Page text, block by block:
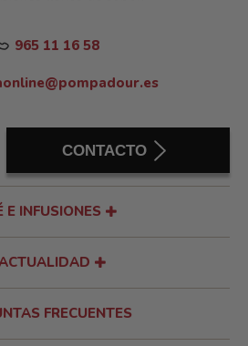
965 11 16 58
CONTACTO
E INFUSIONES
FRECUENTES